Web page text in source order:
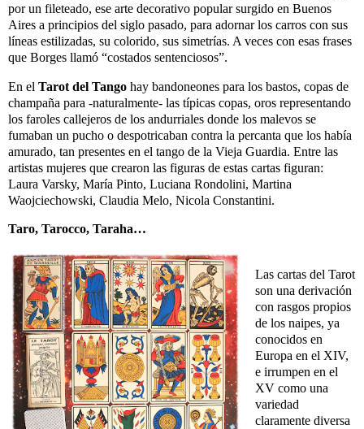
por un fileteado, ese arte decorativo popular surgido en Buenos
Aires a principios del siglo pasado, para adornar los carros con sus
líneas estilizadas, su colorido, sus simetrías. A veces con esas frases
que Borges llamó “costados sentenciosos”.
En el Tarot del Tango hay bandoneones para los bastos, copas de
champaña para -naturalmente- las típicas copas, oros representando
los faroles callejeros de los andurriales donde los malevos se
fumaban un pucho o despotricaban contra la percanta que los había
amurado, tan presentes en el tango de la Vieja Guardia. Entre las
artistas mujeres que crearon las figuras de estas cartas figuran:
Laura Varsky, María Pinto, Luciana Rondolini, Martina
Waojciechowski, Claudia Melo, Nicola Constantini.
Taro, Tarocco, Taraha…
Las cartas del Tarot
son una derivación
con rasgos propios
de los naipes, ya
conocidos en
Europa en el XIV,
e irrumpen en el
XV como una
variedad
claramente diversa